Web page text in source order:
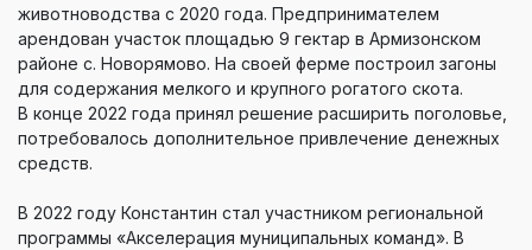
животноводства с 2020 года. Предпринимателем
арендован участок площадью 9 гектар в Армизонском
районе с. Новорямово. На своей ферме построил загоны
для содержания мелкого и крупного рогатого скота.
В конце 2022 года принял решение расширить поголовье,
потребовалось дополнительное привлечение денежных
средств.
В 2022 году Константин стал участником региональной
программы «Акселерация муниципальных команд». В